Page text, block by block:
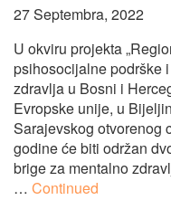
27 Septembra, 2022
U okviru projekta
psihosocijalne podrške
zdravlja u Bosni i
Evropske unije, u
Sarajevskog otvorenog
godine će biti održan
brige za mentalno
… Continued